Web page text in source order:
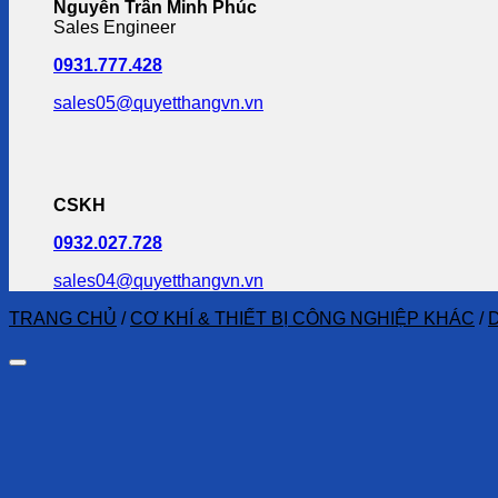
Nguyễn Trần Minh Phúc
Sales Engineer
0931.777.428
sales05@quyetthangvn.vn
CSKH
0932.027.728
sales04@quyetthangvn.vn
TRANG CHỦ / CƠ KHÍ & THIẾT BỊ CÔNG NGHIỆP KHÁC /